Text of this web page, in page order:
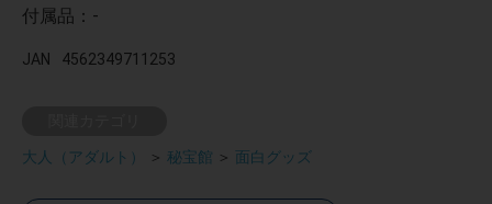
付属品：-
JAN 4562349711253
大人（アダルト） ＞ 秘宝館 ＞ 面白グッズ